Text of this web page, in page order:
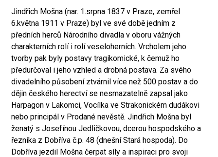
Jindřich Mošna (nar. 1.srpna 1837 v Praze, zemřel
6.května 1911 v Praze) byl ve své době jedním z
předních herců Národního divadla v oboru vážných
charakterních rolí i rolí veseloherních. Vrcholem jeho
tvorby pak byly postavy tragikomické, k čemuž ho
předurčoval i jeho vzhled a drobná postava. Za svého
divadelního působení ztvárnil více než 500 postav a do
dějin českého herectví se nesmazatelně zapsal jako
Harpagon v Lakomci, Vocílka ve Strakonickém dudákovi
nebo principál v Prodané nevěstě. Jindřich Mošna byl
ženatý s Josefínou Jedličkovou, dcerou hospodského a
řezníka z Dobříva č.p. 48 (dnešní Stará hospoda). Do
Dobříva jezdil Mošna čerpat síly a inspiraci pro svoji